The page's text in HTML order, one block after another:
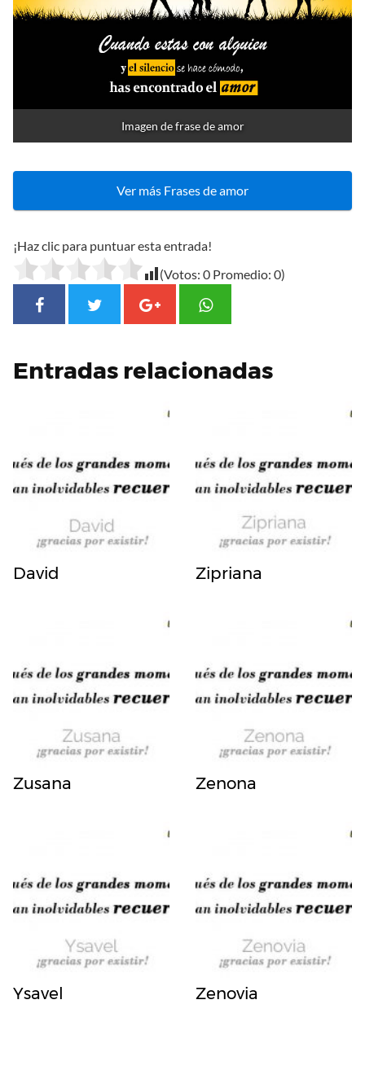
Imagen de frase de amor
Ver más Frases de amor
¡Haz clic para puntuar esta entrada!
(Votos: 0 Promedio: 0)
Entradas relacionadas
David Zipriana
Zusana Zenona
Ysavel Zenovia